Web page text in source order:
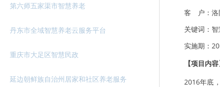
第六师五家渠市智慧养老
丹东市全域智慧养老云服务平台
重庆市大足区智慧民政
延边朝鲜族自治州居家和社区养老服务
客 户：洛
关键词：
实施期：
【项目内
2016年底